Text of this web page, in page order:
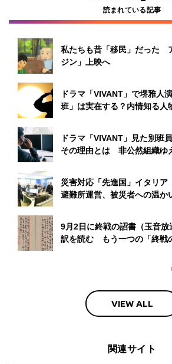
読まれている記事
私たちも昔「移民」だった
ジン」上映へ
ドラマ「VIVANT」で堺雅人
班」は実在する？内情知る人
ドラマ「VIVANT」見た別班
その理由とは 非公然組織ゆ
災害対応「先進国」イタリ
避難所運営、被災者への温か
9月2日に終戦の詔書（玉音
訳を読む もう一つの「終戦
VIEW ALL
関連サイト